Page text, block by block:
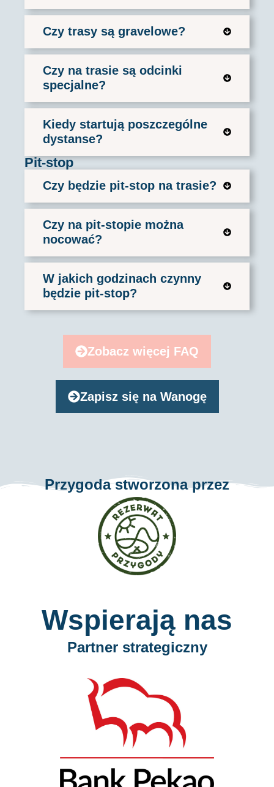
Czy trasy są gravelowe?
Czy na trasie są odcinki
specjalne?
Kiedy startują poszczególne
dystanse?
Pit-stop
Czy będzie pit-stop na trasie?
Czy na pit-stopie można
nocować?
W jakich godzinach czynny
będzie pit-stop?
Zobacz więcej FAQ
Zapisz się na Wanogę
Przygoda stworzona przez
Wspierają nas
Partner strategiczny